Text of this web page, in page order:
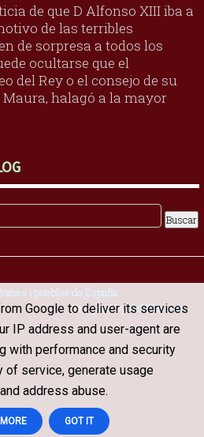
de que D Alfonso XIII iba a
de las terribles
de sorpresa a todos los
ocultarse que el
del Rey o el consejo de su
halagó a la mayor
| pueblos de España
Designed byOddThemes
Google to deliver its services
IP address and user-agent are
with performance and security
of service, generate usage
address abuse.
GOT IT